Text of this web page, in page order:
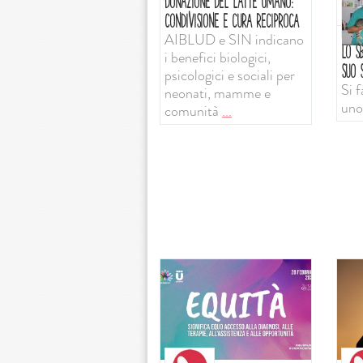
CONDIVISIONE E CURA RECIPROCA
AIBLUD e SIN indicano
i benefici biologici,
psicologici e sociali per
neonati, mamme e
comunità ...
LO
SUO
Si